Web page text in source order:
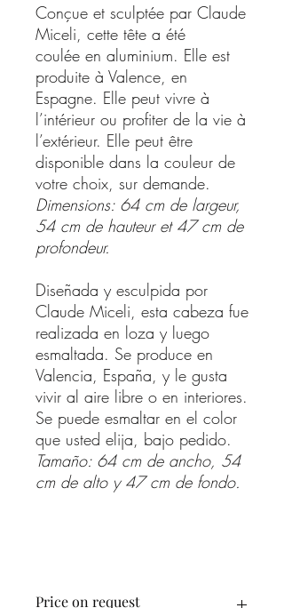
Conçue et sculptée par Claude
Miceli, cette tête a été
coulée en aluminium. Elle est
produite à Valence, en
Espagne. Elle peut vivre à
l’intérieur ou profiter de la vie à
l’extérieur. Elle peut être
disponible dans la couleur de
votre choix, sur demande.
Dimensions: 64 cm de largeur,
54 cm de hauteur et 47 cm de
profondeur.
Diseñada y esculpida por
Claude Miceli, esta cabeza fue
realizada en loza y luego
esmaltada. Se produce en
Valencia, España, y le gusta
vivir al aire libre o en interiores.
Se puede esmaltar en el color
que usted elija, bajo pedido.
Tamaño: 64 cm de ancho, 54
cm de alto y 47 cm de fondo.
Price on request